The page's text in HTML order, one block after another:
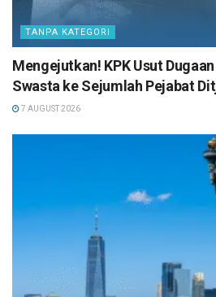
TANPA KATEGORI
Mengejutkan! KPK Usut
Swasta ke Sejumlah Pejabat
7 AUGUST 2026